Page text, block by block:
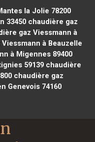
la Jolie 78200
33450chaudière gaz
gaz Viessmann à
à Beauzelle
à Migennes 89400
59139chaudière
chaudière gaz
Genevois 74160